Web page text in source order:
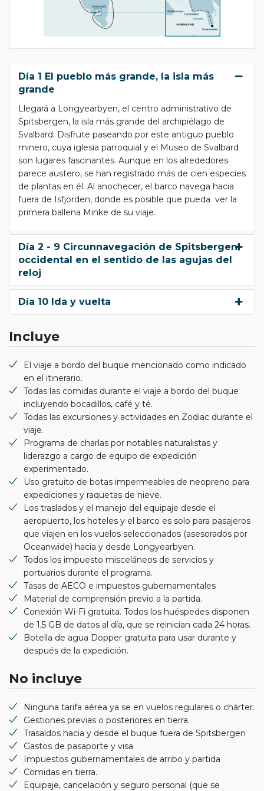
Día 1 El pueblo más grande, la isla más
grande
Llegará a Longyearbyen, el centro administrativo de
Spitsbergen, la isla más grande del archipiélago de
Svalbard. Disfrute paseando por este antiguo pueblo
minero, cuya iglesia parroquial y el Museo de Svalbard
son lugares fascinantes. Aunque en los alrededores
parece austero, se han registrado más de cien especies
de plantas en él. Al anochecer, el barco navega hacia
fuera de Isfjorden, donde es posible que pueda ver la
primera ballena Minke de su viaje.
Día 2 - 9 Circunnavegación de Spitsbergen
occidental en el sentido de las agujas del
reloj
Día 10 Ida y vuelta
Incluye
El viaje a bordo del buque mencionado como indicado
en el itinerario.
Todas las comidas durante el viaje a bordo del buque
incluyendo bocadillos, café y té.
Todas las excursiones y actividades en Zodiac durante el
viaje.
Programa de charlas por notables naturalistas y
liderazgo a cargo de equipo de expedición
experimentado.
Uso gratuito de botas impermeables de neopreno para
expediciones y raquetas de nieve.
Los traslados y el manejo del equipaje desde el
aeropuerto, los hoteles y el barco es solo para pasajeros
que viajen en los vuelos seleccionados (asesorados por
Oceanwide) hacia y desde Longyearbyen.
Todos los impuesto misceláneos de servicios y
portuarios durante el programa.
Tasas de AECO e impuestos gubernamentales
Material de comprensión previo a la partida.
Conexión Wi-Fi gratuita. Todos los huéspedes disponen
de 1,5 GB de datos al día, que se reinician cada 24 horas.
Botella de agua Dopper gratuita para usar durante y
después de la expedición.
No incluye
Ninguna tarifa aérea ya se en vuelos regulares o chárter.
Gestiones previas o posteriores en tierra.
Trasaldos hacia y desde el buque fuera de Spitsbergen
Gastos de pasaporte y visa
Impuestos gubernamentales de arribo y partida
Comidas en tierra.
Equipaje, cancelación y seguro personal (que se